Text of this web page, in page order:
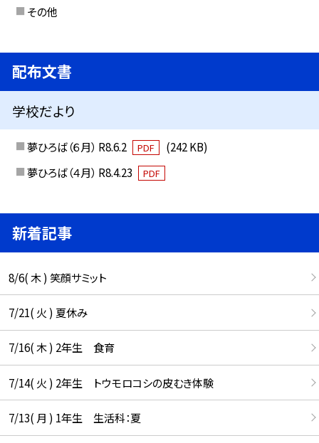
その他
配布文書
学校だより
夢ひろば（６月） R8.6.2 PDF
(242 KB)
夢ひろば（４月） R8.4.23
PDF
新着記事
8/6( 木 ) 笑顔サミット
7/21( 火 ) 夏休み
7/16( 木 ) 2年生 食育
7/14( 火 ) 2年生 トウモロコシの皮むき体験
7/13( 月 ) 1年生 生活科：夏